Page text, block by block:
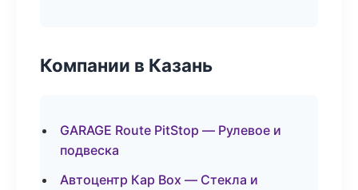
Компании в Казань
GARAGE Route PitStop — Рулевое и
подвеска
Автоцентр Кар Box — Стекла и